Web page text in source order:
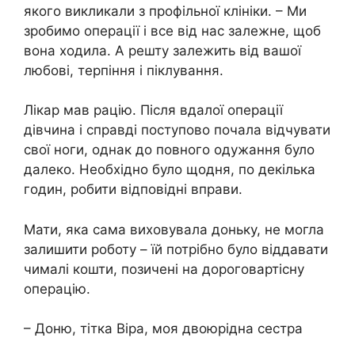
якого викликали з профільної клiніки. – Ми
зробимо опеpації і все від нас залежне, щоб
вона ходила. А решту залежить від вашої
любові, терпіння і піклування.
Лiкар мав рацію. Після вдалої операції
дівчина і справді поступово почала відчувати
свої ноги, однак до повного одужання було
далеко. Необхідно було щодня, по декілька
годин, робити відповідні вправи.
Мати, яка сама виховувала доньку, не могла
залишити роботу – їй потрібно було віддавати
чималі кошти, позичені на дороговартісну
oпеpацію.
– Доню, тітка Віра, моя двоюрідна сестра